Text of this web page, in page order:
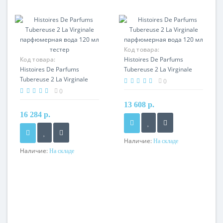
Код товара:
Histoires De Parfums
Tubereuse 2 La Virginale
парфюмерная вода 120 мл
0
16 284 р.
Наличие: На складе
Код товара:
Histoires De Parfums
Tubereuse 2 La Virginale
парфюмерная вода 120 мл
0
13 608 р.
Наличие: На складе